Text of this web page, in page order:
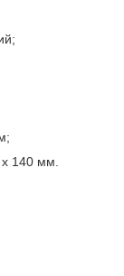
х 140 мм.